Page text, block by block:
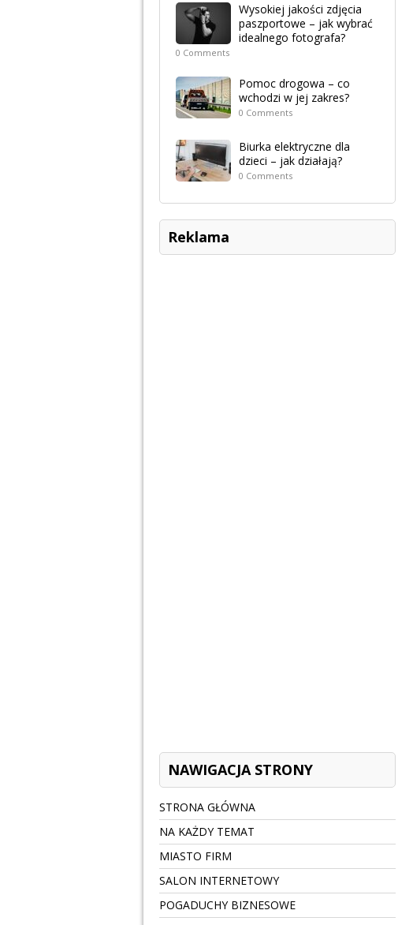
Wysokiej jakości zdjęcia
paszportowe – jak wybrać
idealnego fotografa?
0 Comments
Pomoc drogowa – co
wchodzi w jej zakres?
0 Comments
Biurka elektryczne dla
dzieci – jak działają?
0 Comments
Reklama
NAWIGACJA STRONY
STRONA GŁÓWNA
NA KAŻDY TEMAT
MIASTO FIRM
SALON INTERNETOWY
POGADUCHY BIZNESOWE